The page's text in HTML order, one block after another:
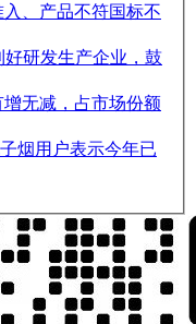
、产品不符国标不
好研发生产企业，鼓
无减，占市场份额
烟用户表示今年已